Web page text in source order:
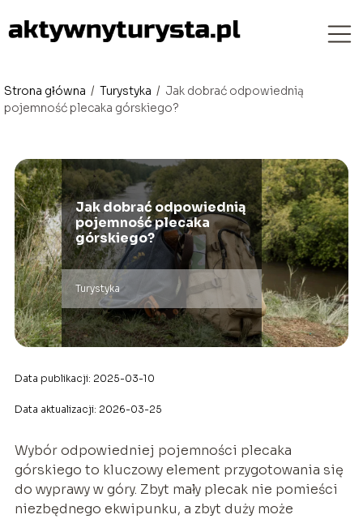
Strona główna / Turystyka / Jak dobrać odpowiednią
pojemność plecaka górskiego?
Jak dobrać odpowiednią
pojemność plecaka
górskiego?
Turystyka
Data publikacji: 2025-03-10
Data aktualizacji: 2026-03-25
Wybór odpowiedniej pojemności plecaka
górskiego to kluczowy element przygotowania się
do wyprawy w góry. Zbyt mały plecak nie pomieści
niezbędnego ekwipunku, a zbyt duży może